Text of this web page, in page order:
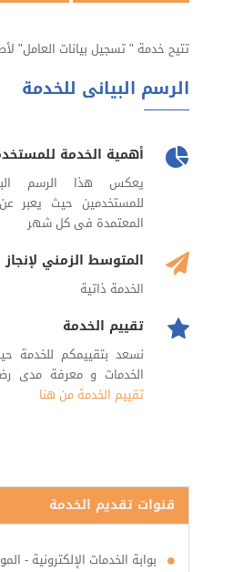
تتيح خدمة " تسجيل بيانات العامل"
الرسم البيانى للخدمة
أهمية الخدمة
يعكس هذا الرسم
للمستخدمين حيث يعبر
المعتمدة فى كل شهر
المتوسط الزمني
الخدمة ذاتية
تقييم الخدمة
نسعد بتقييمكم للخدمة
الخدمات و معرفة مدى
تقييم الخدمة من هنا
قنوات تقديم الخدمة
بوابة الخدمات الإلكترونية -